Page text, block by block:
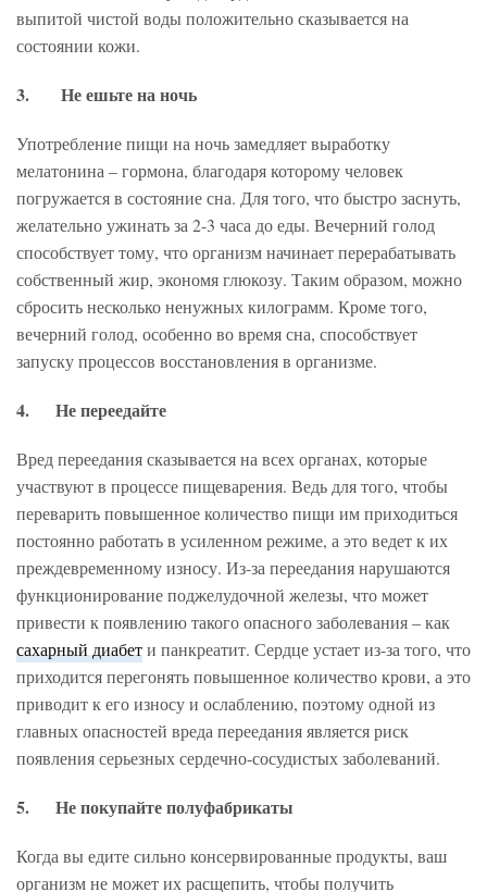
выпитой чистой воды положительно сказывается на
состоянии кожи.
3. Не ешьте на ночь
Употребление пищи на ночь замедляет выработку
мелатонина – гормона, благодаря которому человек
погружается в состояние сна. Для того, что быстро заснуть,
желательно ужинать за 2-3 часа до еды. Вечерний голод
способствует тому, что организм начинает перерабатывать
собственный жир, экономя глюкозу. Таким образом, можно
сбросить несколько ненужных килограмм. Кроме того,
вечерний голод, особенно во время сна, способствует
запуску процессов восстановления в организме.
4. Не переедайте
Вред переедания сказывается на всех органах, которые
участвуют в процессе пищеварения. Ведь для того, чтобы
переварить повышенное количество пищи им приходиться
постоянно работать в усиленном режиме, а это ведет к их
преждевременному износу. Из-за переедания нарушаются
функционирование поджелудочной железы, что может
привести к появлению такого опасного заболевания – как
сахарный диабети панкреатит. Сердце устает из-за того, что
приходится перегонять повышенное количество крови, а это
приводит к его износу и ослаблению, поэтому одной из
главных опасностей вреда переедания является риск
появления серьезных сердечно-сосудистых заболеваний.
5. Не покупайте полуфабрикаты
Когда вы едите сильно консервированные продукты, ваш
организм не может их расщепить, чтобы получить